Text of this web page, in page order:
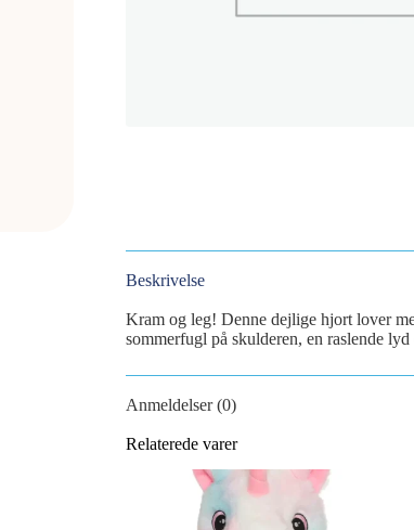
Beskrivelse
Kram og leg! Denne dejlige hjort lover
sommerfugl på skulderen, en raslende
Anmeldelser (0)
Relaterede varer